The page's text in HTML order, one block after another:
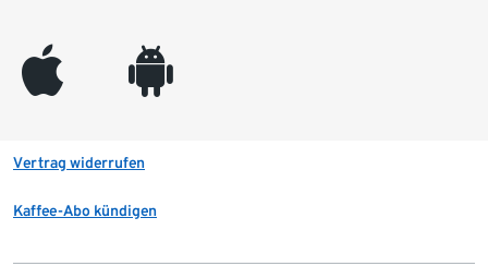
appleinc android
Vertrag widerrufen
Kaffee-Abo kündigen